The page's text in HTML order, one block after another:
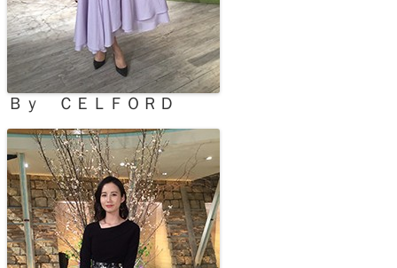
Ｂｙ ＣＥＬＦＯＲＤ